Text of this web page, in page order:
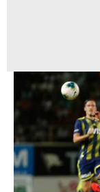
Metnimiziziyaret
6698 sayılı
hazırlanmış
ilgili mevzuata
almak için lütfen